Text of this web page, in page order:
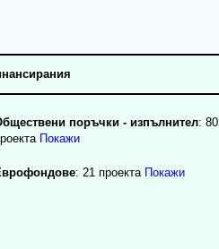
поръчки - изпълнител: 80
Покажи
: 21 проекта Покажи